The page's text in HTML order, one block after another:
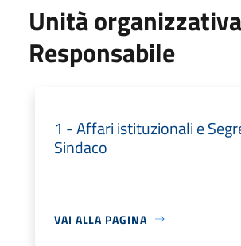
Unità organizzativa
Responsabile
1 - Affari istituzionali e
Sindaco
VAI ALLA PAGINA